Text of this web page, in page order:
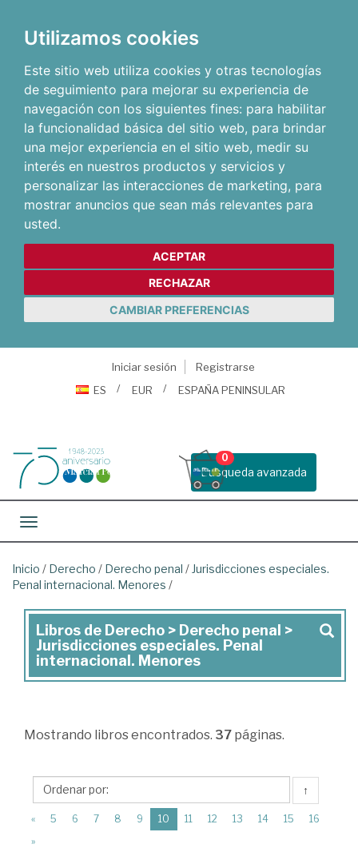
Utilizamos cookies
Este sitio web utiliza cookies y otras tecnologías
de seguimiento para mejorar su experiencia de
navegación con los siguientes fines: para habilitar
la funcionalidad básica del sitio web, para brindar
una mejor experiencia en el sitio web, medir su
interés en nuestros productos y servicios y
personalizar las interacciones de marketing, para
mostrar anuncios que sean más relevantes para
usted.
ACEPTAR
RECHAZAR
CAMBIAR PREFERENCIAS
Iniciar sesión
Registrarse
ES
EUR ESPAÑA PENINSULAR
Busqueda avanzada
0
Toggle navigation
Inicio / Derecho / Derecho penal / Jurisdicciones especiales.
Penal internacional. Menores /
Libros
de
Derecho
Derecho
>
Jurisdicciones
especiales.
Libros de Derecho > Derecho penal >
Jurisdicciones especiales. Penal
internacional. Menores
Mostrando libros encontrados. 37 páginas.
↑
« 5 6 7 8 9 10 (current)
11 12 13 14 15
16
»